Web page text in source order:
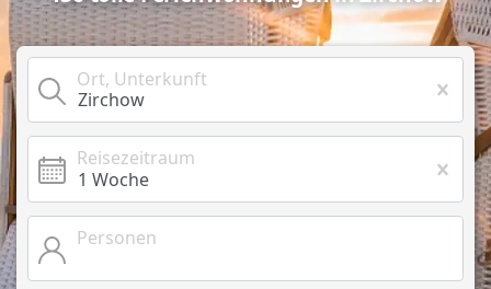
Ort, Unterkunft
Reisezeitraum
Personen